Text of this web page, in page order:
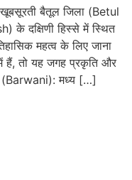
बैतूल जिला (Betul
दक्षिणी हिस्से में स्थित
महत्व के लिए जाना
हैं, तो यह जगह प्रकृति और
(Barwani): मध्य […]